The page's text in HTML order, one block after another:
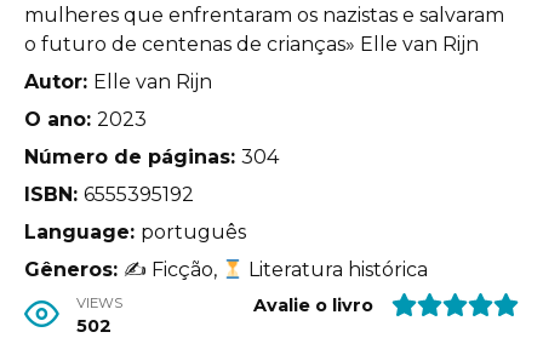
mulheres que enfrentaram os nazistas e salvaram
o futuro de centenas de crianças» Elle van Rijn
Autor: Elle van Rijn
O ano: 2023
Número de páginas: 304
ISBN: 6555395192
Language: português
Gêneros: ✍ Ficção, Literatura histórica
VIEWS
502
Avalie o livro